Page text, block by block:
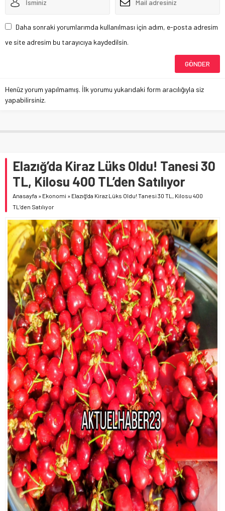
Daha sonraki yorumlarımda kullanılması için adım, e-posta adresim
ve site adresim bu tarayıcıya kaydedilsin.
Henüz yorum yapılmamış. İlk yorumu yukarıdaki form aracılığıyla siz
yapabilirsiniz.
Elazığ’da Kiraz Lüks Oldu! Tanesi 30
TL, Kilosu 400 TL’den Satılıyor
Anasayfa » Ekonomi » Elazığ’da Kiraz Lüks Oldu! Tanesi 30 TL, Kilosu 400
TL’den Satılıyor